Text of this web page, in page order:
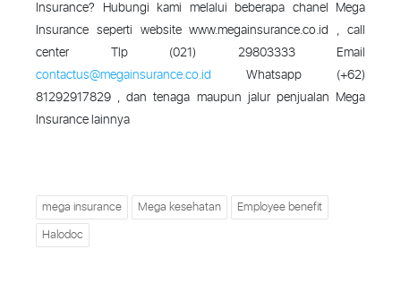
Insurance? Hubungi kami melalui beberapa chanel Mega
Insurance seperti website www.megainsurance.co.id , call
center Tlp (021) 29803333 Email
contactus@megainsurance.co.id Whatsapp (+62)
81292917829 , dan tenaga maupun jalur penjualan Mega
Insurance lainnya
mega insurance Mega kesehatan
Employee benefit
Halodoc